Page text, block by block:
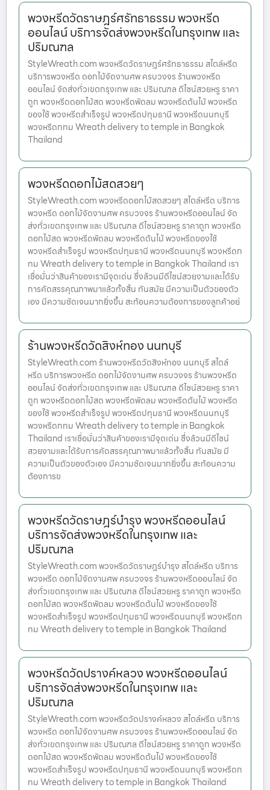
พวงหรีดวัดราษฎร์ศรัทธาธรรม พวงหรีด
ออนไลน์ บริการจัดส่งพวงหรีดในกรุงเทพ และ
ปริมณฑล
StyleWreath.com พวงหรีดวัดราษฎร์ศรัทธาธรรม สไตล์หรีด
บริการพวงหรีด ดอกไม้จัดงานศพ ครบวงจร ร้านพวงหรีด
ออนไลน์ จัดส่งทั่วเขตกรุงเทพ และ ปริมณฑล ดีไซน์สวยหรู ราคา
ถูก พวงหรีดดอกไม้สด พวงหรีดพัดลม พวงหรีดต้นไม้ พวงหรีด
ของใช้ พวงหรีดสำเร็จรูป พวงหรีดปทุมธานี พวงหรีดนนทบุรี
พวงหรีดกทม Wreath delivery to temple in Bangkok
Thailand
พวงหรีดดอกไม้สดสวยๆ
StyleWreath.com พวงหรีดดอกไม้สดสวยๆ สไตล์หรีด บริการ
พวงหรีด ดอกไม้จัดงานศพ ครบวงจร ร้านพวงหรีดออนไลน์ จัด
ส่งทั่วเขตกรุงเทพ และ ปริมณฑล ดีไซน์สวยหรู ราคาถูก พวงหรีด
ดอกไม้สด พวงหรีดพัดลม พวงหรีดต้นไม้ พวงหรีดของใช้
พวงหรีดสำเร็จรูป พวงหรีดปทุมธานี พวงหรีดนนทบุรี พวงหรีดก
ทม Wreath delivery to temple in Bangkok Thailand เรา
เชื่อมั่นว่าสินค้าของเรามีจุดเด่น ซึ่งล้วนมีดีไซน์สวยงามและได้รับ
การคัดสรรคุณภาพมาแล้วทั้งสิ้น ทันสมัย มีความเป็นตัวของตัว
เอง มีความชัดเจนมากยิ่งขึ้น สะท้อนความต้องการของลูกค้าอย่
ร้านพวงหรีดวัดสิงห์ทอง นนทบุรี
StyleWreath.com ร้านพวงหรีดวัดสิงห์ทอง นนทบุรี สไตล์
หรีด บริการพวงหรีด ดอกไม้จัดงานศพ ครบวงจร ร้านพวงหรีด
ออนไลน์ จัดส่งทั่วเขตกรุงเทพ และ ปริมณฑล ดีไซน์สวยหรู ราคา
ถูก พวงหรีดดอกไม้สด พวงหรีดพัดลม พวงหรีดต้นไม้ พวงหรีด
ของใช้ พวงหรีดสำเร็จรูป พวงหรีดปทุมธานี พวงหรีดนนทบุรี
พวงหรีดกทม Wreath delivery to temple in Bangkok
Thailand เราเชื่อมั่นว่าสินค้าของเรามีจุดเด่น ซึ่งล้วนมีดีไซน์
สวยงามและได้รับการคัดสรรคุณภาพมาแล้วทั้งสิ้น ทันสมัย มี
ความเป็นตัวของตัวเอง มีความชัดเจนมากยิ่งขึ้น สะท้อนความ
ต้องการข
พวงหรีดวัดราษฎร์บำรุง พวงหรีดออนไลน์
บริการจัดส่งพวงหรีดในกรุงเทพ และ
ปริมณฑล
StyleWreath.com พวงหรีดวัดราษฎร์บำรุง สไตล์หรีด บริการ
พวงหรีด ดอกไม้จัดงานศพ ครบวงจร ร้านพวงหรีดออนไลน์ จัด
ส่งทั่วเขตกรุงเทพ และ ปริมณฑล ดีไซน์สวยหรู ราคาถูก พวงหรีด
ดอกไม้สด พวงหรีดพัดลม พวงหรีดต้นไม้ พวงหรีดของใช้
พวงหรีดสำเร็จรูป พวงหรีดปทุมธานี พวงหรีดนนทบุรี พวงหรีดก
ทม Wreath delivery to temple in Bangkok Thailand
พวงหรีดวัดปรางค์หลวง พวงหรีดออนไลน์
บริการจัดส่งพวงหรีดในกรุงเทพ และ
ปริมณฑล
StyleWreath.com พวงหรีดวัดปรางค์หลวง สไตล์หรีด บริการ
พวงหรีด ดอกไม้จัดงานศพ ครบวงจร ร้านพวงหรีดออนไลน์ จัด
ส่งทั่วเขตกรุงเทพ และ ปริมณฑล ดีไซน์สวยหรู ราคาถูก พวงหรีด
ดอกไม้สด พวงหรีดพัดลม พวงหรีดต้นไม้ พวงหรีดของใช้
พวงหรีดสำเร็จรูป พวงหรีดปทุมธานี พวงหรีดนนทบุรี พวงหรีดก
ทม Wreath delivery to temple in Bangkok Thailand